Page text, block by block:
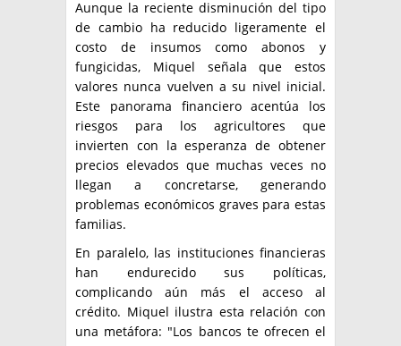
Aunque la reciente disminución del tipo
de cambio ha reducido ligeramente el
costo de insumos como abonos y
fungicidas, Miquel señala que estos
valores nunca vuelven a su nivel inicial.
Este panorama financiero acentúa los
riesgos para los agricultores que
invierten con la esperanza de obtener
precios elevados que muchas veces no
llegan a concretarse, generando
problemas económicos graves para estas
familias.
En paralelo, las instituciones financieras
han endurecido sus políticas,
complicando aún más el acceso al
crédito. Miquel ilustra esta relación con
una metáfora: "Los bancos te ofrecen el